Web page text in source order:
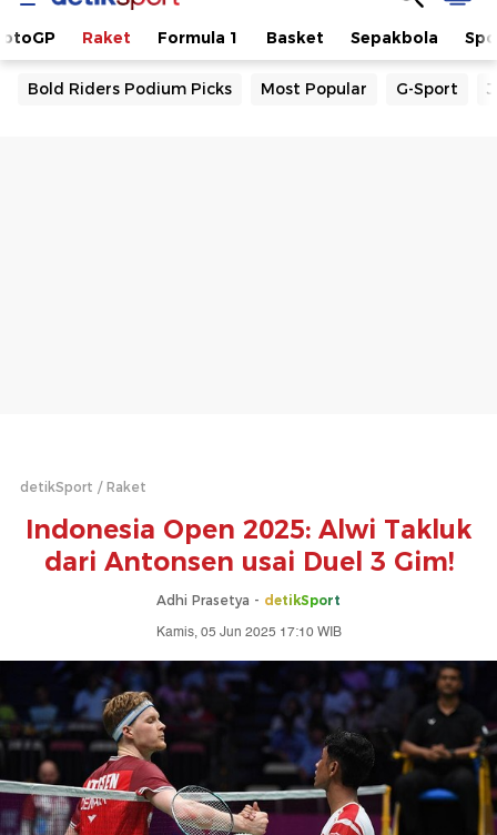
Raket Formula 1 Basket Sepakbola
Bold Riders Podium Picks Most Popular G-Sport
detikSport Raket
Indonesia Open 2025: Alwi Takluk
dari Antonsen usai Duel 3 Gim!
Adhi Prasetya - detikSport
Kamis, 05 Jun 2025 17:10 WIB